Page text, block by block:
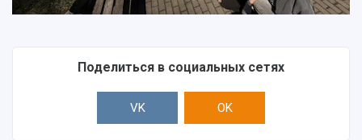
Поделиться в социальных сетях
VK OK